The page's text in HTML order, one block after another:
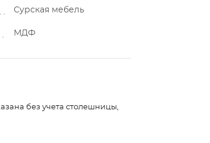
Сурская мебель
МДФ
без учета столешницы,